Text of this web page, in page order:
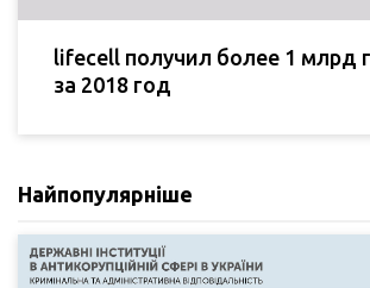
lifecell получил более 1 млрд
за 2018 год
Найпопулярніше